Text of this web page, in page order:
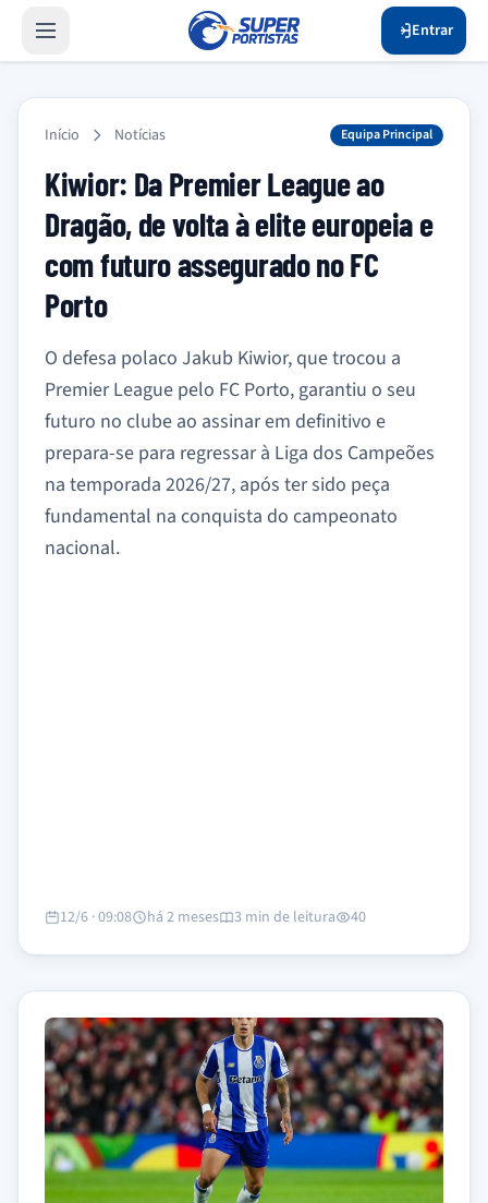
Entrar
Início Notícias Equipa Principal
Kiwior: Da Premier League ao
Dragão, de volta à elite europeia e
com futuro assegurado no FC
Porto
O defesa polaco Jakub Kiwior, que trocou a
Premier League pelo FC Porto, garantiu o seu
futuro no clube ao assinar em definitivo e
prepara-se para regressar à Liga dos Campeões
na temporada 2026/27, após ter sido peça
fundamental na conquista do campeonato
nacional.
12/6 · 09:08 há 2 meses 3 min de leitura 40